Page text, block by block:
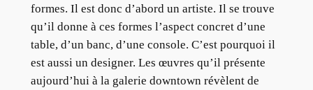
formes. Il est donc d’abord un artiste. Il se trouve
qu’il donne à ces formes l’aspect concret d’une
table, d’un banc, d’une console. C’est pourquoi il
est aussi un designer. Les œuvres qu’il présente
aujourd’hui à la galerie downtown révèlent de